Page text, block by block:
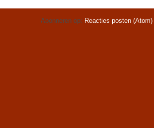
Abonneren op: Reacties posten (Atom)